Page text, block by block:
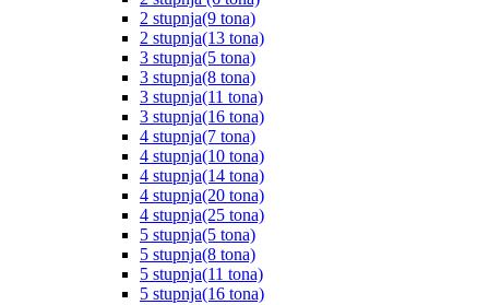
2 stupnja(9 tona)
2 stupnja(13 tona)
3 stupnja(5 tona)
3 stupnja(8 tona)
3 stupnja(11 tona)
3 stupnja(16 tona)
4 stupnja(7 tona)
4 stupnja(10 tona)
4 stupnja(14 tona)
4 stupnja(20 tona)
4 stupnja(25 tona)
5 stupnja(5 tona)
5 stupnja(8 tona)
5 stupnja(11 tona)
5 stupnja(16 tona)